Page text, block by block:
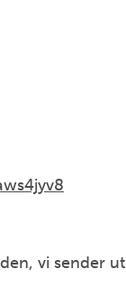
vi sender ut